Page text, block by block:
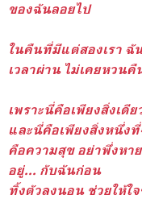
ของฉันลอยไป
ในคืนที่มีแต่สองเรา ฉั
เวลาผ่าน ไม่เคยหวนคื
เพราะนี่คือเพียงสิ่งเดี
และนี่คือเพียงสิ่งหนึ่งที่
คือความสุข อย่าพึ่งหา
อยู่... กับฉันก่อน
ทิ้งตัวลงนอน ช่วยให้